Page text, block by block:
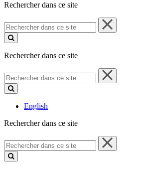
Rechercher dans ce site
Rechercher
dans
ce
Rechercher dans ce site
Rechercher
dans
ce
English
Rechercher dans ce site
Rechercher
dans
ce